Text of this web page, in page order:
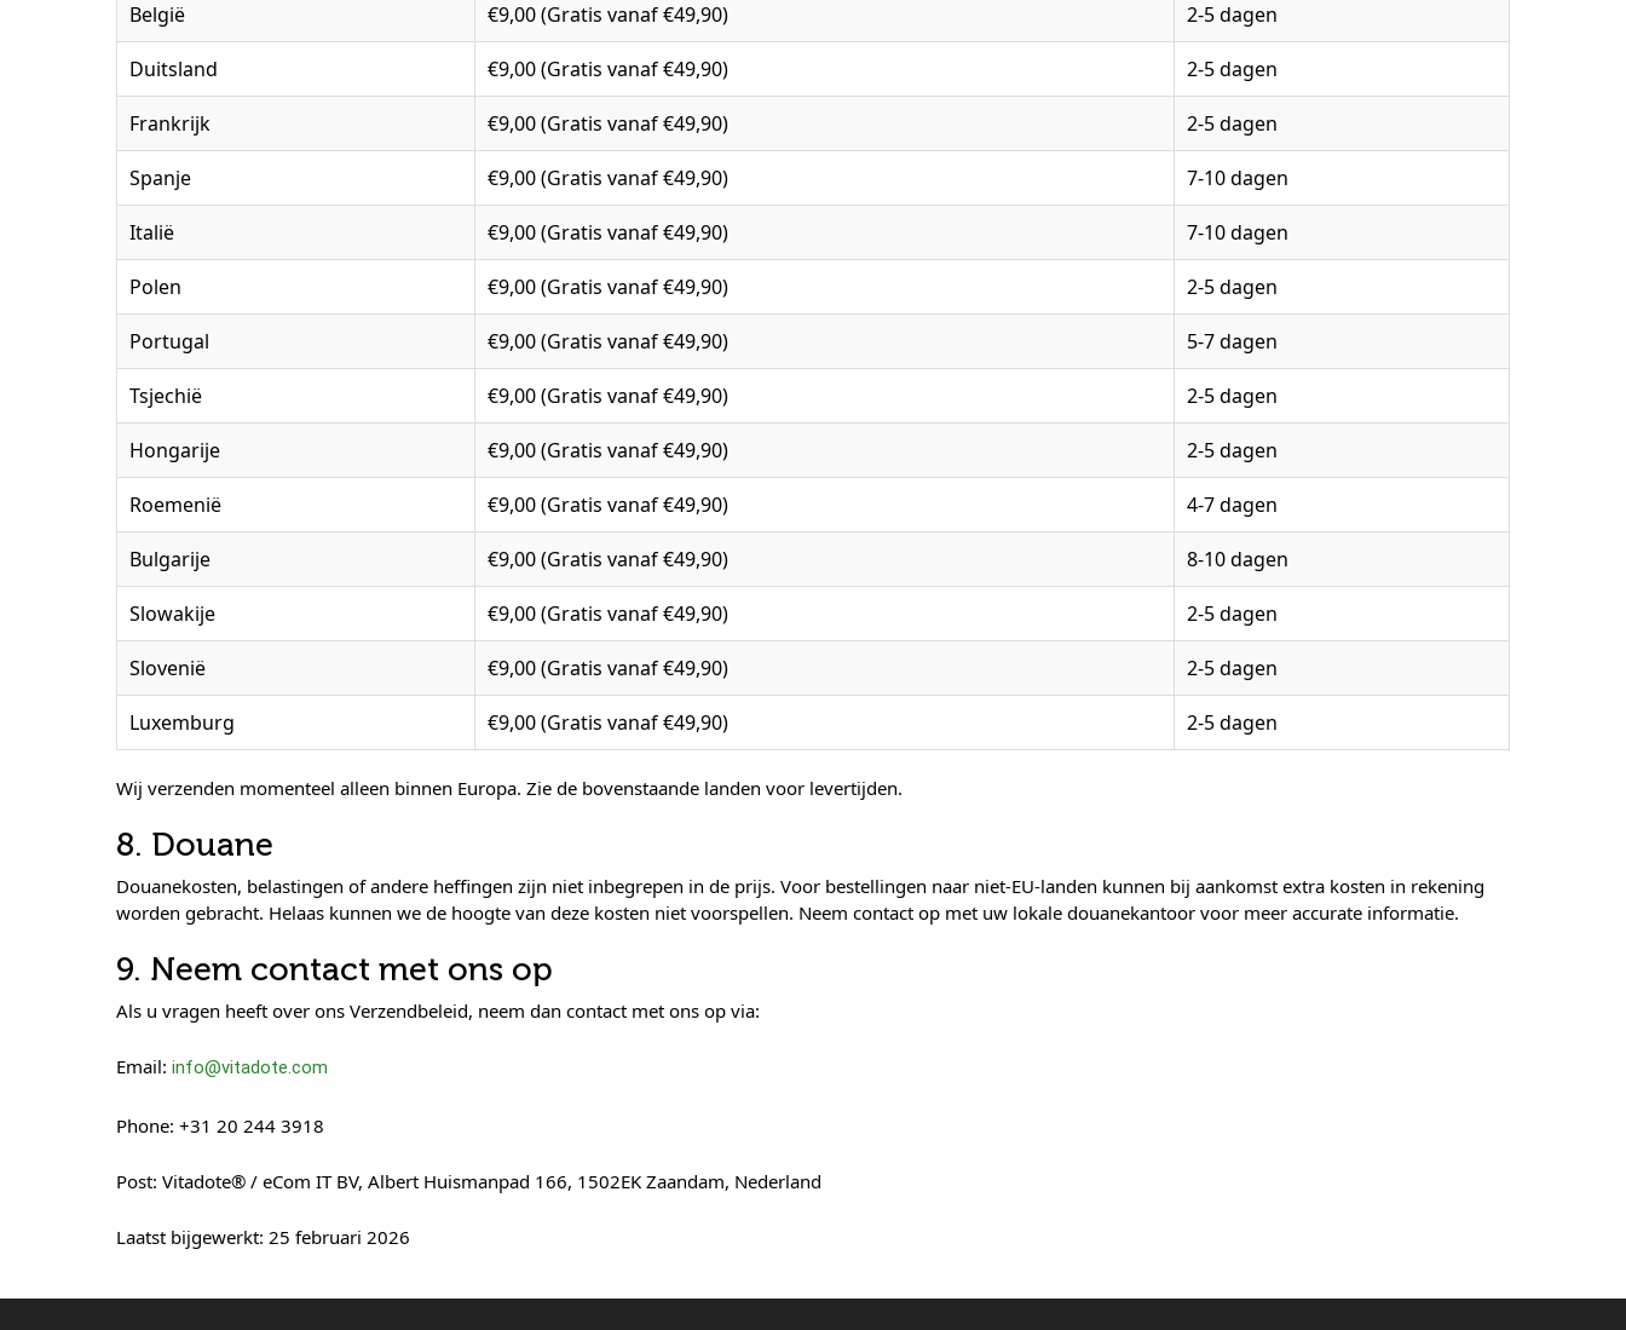
België €9,00 (Gratis vanaf €49,90) 2-5 dagen
Duitsland €9,00 (Gratis vanaf €49,90) 2-5 dagen
Frankrijk €9,00 (Gratis vanaf €49,90) 2-5 dagen
Spanje €9,00 (Gratis vanaf €49,90) 7-10 dagen
Italië €9,00 (Gratis vanaf €49,90) 7-10 dagen
Polen €9,00 (Gratis vanaf €49,90) 2-5 dagen
Portugal €9,00 (Gratis vanaf €49,90) 5-7 dagen
Tsjechië €9,00 (Gratis vanaf €49,90) 2-5 dagen
Hongarije €9,00 (Gratis vanaf €49,90) 2-5 dagen
Roemenië €9,00 (Gratis vanaf €49,90) 4-7 dagen
Bulgarije €9,00 (Gratis vanaf €49,90) 8-10 dagen
Slowakije €9,00 (Gratis vanaf €49,90) 2-5 dagen
Slovenië €9,00 (Gratis vanaf €49,90) 2-5 dagen
Luxemburg €9,00 (Gratis vanaf €49,90) 2-5 dagen
Wij verzenden momenteel alleen binnen Europa. Zie de bovenstaande landen voor levertijden.
8. Douane
Douanekosten, belastingen of andere heffingen zijn niet inbegrepen in de prijs. Voor bestellingen naar niet-EU-landen kunnen bij aankomst extra kosten in rekening
worden gebracht. Helaas kunnen we de hoogte van deze kosten niet voorspellen. Neem contact op met uw lokale douanekantoor voor meer accurate informatie.
9. Neem contact met ons op
Als u vragen heeft over ons Verzendbeleid, neem dan contact met ons op via:
Email: info@vitadote.com
Phone: +31 20 244 3918
Post: Vitadote® / eCom IT BV, Albert Huismanpad 166, 1502EK Zaandam, Nederland
Laatst bijgewerkt: 25 februari 2026